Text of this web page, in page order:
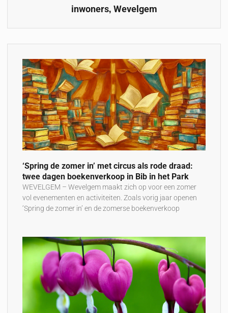
inwoners, Wevelgem
‘Spring de zomer in’ met circus als rode draad:
twee dagen boekenverkoop in Bib in het Park
WEVELGEM – Wevelgem maakt zich op voor een zomer
vol evenementen en activiteiten. Zoals vorig jaar openen
‘Spring de zomer in’ en de zomerse boekenverkoop